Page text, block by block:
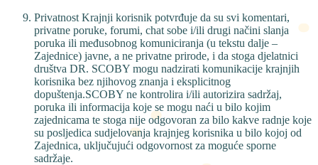
Privatnost Krajnji korisnik potvrđuje da su svi komentari,
privatne poruke, forumi, chat sobe i/ili drugi načini slanja
poruka ili međusobnog komuniciranja (u tekstu dalje –
Zajednice) javne, a ne privatne prirode, i da stoga djelatnici
društva DR. SCOBY mogu nadzirati komunikacije krajnjih
korisnika bez njihovog znanja i eksplicitnog
dopuštenja.SCOBY ne kontrolira i/ili autorizira sadržaj,
poruka ili informacija koje se mogu naći u bilo kojim
zajednicama te stoga nije odgovoran za bilo kakve radnje koje
su posljedica sudjelovanja krajnjeg korisnika u bilo kojoj od
Zajednica, uključujući odgovornost za moguće sporne
sadržaje.